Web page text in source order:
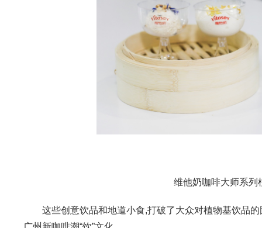
维他奶咖啡大师系列
这些创意饮品和地道小食,打破了大众对植物基饮品的